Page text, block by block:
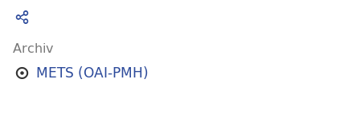
Archiv
METS (OAI-PMH)